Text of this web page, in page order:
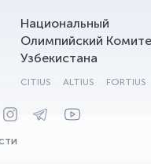
Национальный
Олимпийский
Узбекистана
CITIUS ALTIUS FORTIUS
- yordamchi